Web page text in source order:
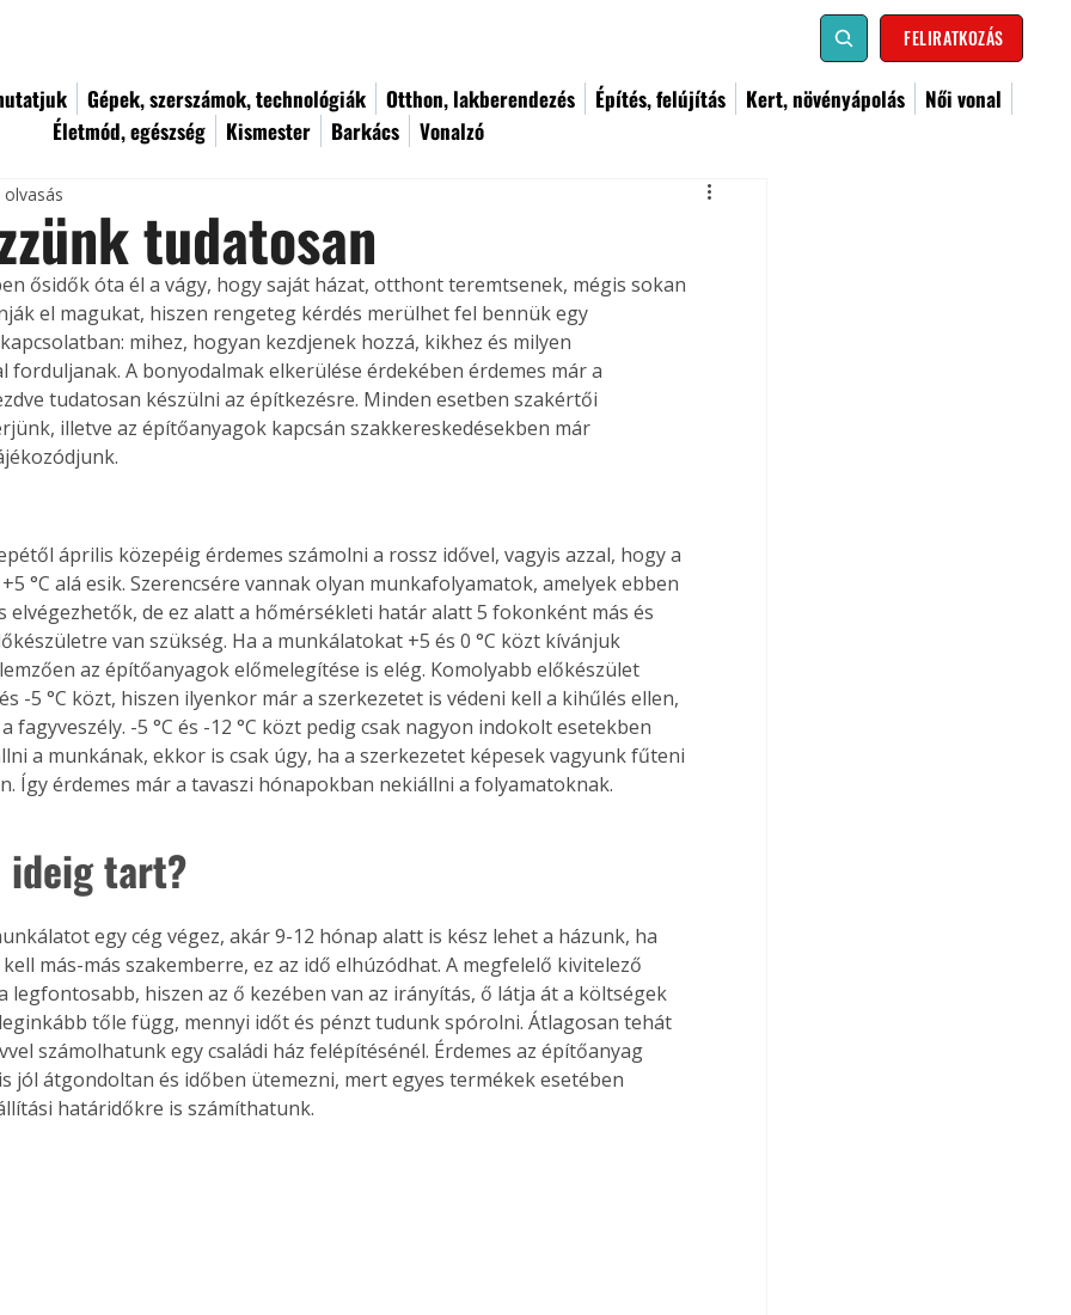
FELIRATKOZÁS
Gépek, szerszámok, technológiák Otthon, lakberendezés Építés, felújítás Kert, növényápolás
Női vonal
Életmód, egészség
Kismester Barkács Vonalzó
tudatosan
olvasás
ősidők óta él a vágy, hogy saját házat, otthont teremtsenek, mégis sokan
el magukat, hiszen rengeteg kérdés merülhet fel bennük egy
mihez, hogyan kezdjenek hozzá, kikhez és milyen
forduljanak. A bonyodalmak elkerülése érdekében érdemes már a
tudatosan készülni az építkezésre. Minden esetben szakértői
illetve az építőanyagok kapcsán szakkereskedésekben már
április közepéig érdemes számolni a rossz idővel, vagyis azzal, hogy a
°C alá esik. Szerencsére vannak olyan munkafolyamatok, amelyek ebben
elvégezhetők, de ez alatt a hőmérsékleti határ alatt 5 fokonként más és
van szükség. Ha a munkálatokat +5 és 0 °C közt kívánjuk
az építőanyagok előmelegítése is elég. Komolyabb előkészület
-5 °C közt, hiszen ilyenkor már a szerkezetet is védeni kell a kihűlés ellen,
fagyveszély. -5 °C és -12 °C közt pedig csak nagyon indokolt esetekben
a munkának, ekkor is csak úgy, ha a szerkezetet képesek vagyunk fűteni
Így érdemes már a tavaszi hónapokban nekiállni a folyamatoknak.
ideig tart?
egy cég végez, akár 9-12 hónap alatt is kész lehet a házunk, ha
más-más szakemberre, ez az idő elhúzódhat. A megfelelő kivitelező
legfontosabb, hiszen az ő kezében van az irányítás, ő látja át a költségek
tőle függ, mennyi időt és pénzt tudunk spórolni. Átlagosan tehát
számolhatunk egy családi ház felépítésénél. Érdemes az építőanyag
jól átgondoltan és időben ütemezni, mert egyes termékek esetében
határidőkre is számíthatunk.